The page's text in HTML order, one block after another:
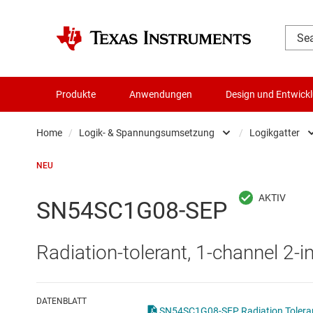
Produkte Anwendungen Design und
Home / Logik- & Spannungsumsetzung
Batteriemanagement-ICs
Die- & Wafer-Services
/ Logikgatter
NEU
SN54SC1G08-SEP
Radiation-tolerant, 1-channel 2-
DATENBLATT